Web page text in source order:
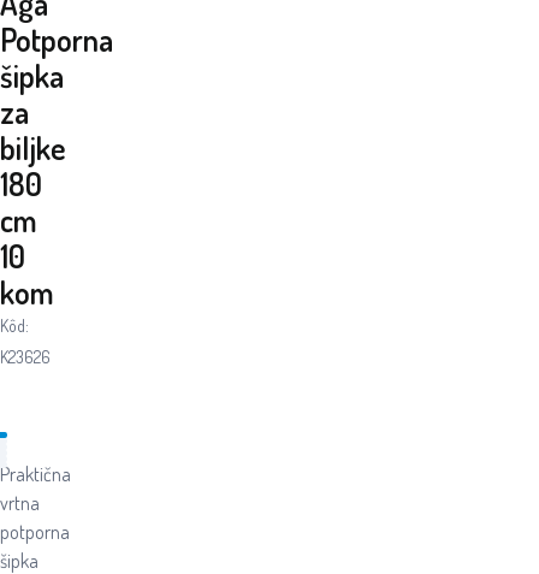
Potporna
šipka
za
biljke
180
cm
10
kom
Kôd:
K23626
Praktična
vrtna
potporna
šipka